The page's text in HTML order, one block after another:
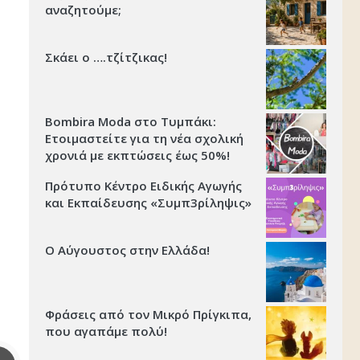
αναζητούμε;
Σκάει ο ….τζίτζικας!
Bombira Moda στο Τυμπάκι:
Ετοιμαστείτε για τη νέα σχολική
χρονιά με εκπτώσεις έως 50%!
Πρότυπο Κέντρο Ειδικής Αγωγής
και Εκπαίδευσης «Συμπ3ρίληψις»
Ο Αύγουστος στην Ελλάδα!
Φράσεις από τον Μικρό Πρίγκιπα,
που αγαπάμε πολύ!